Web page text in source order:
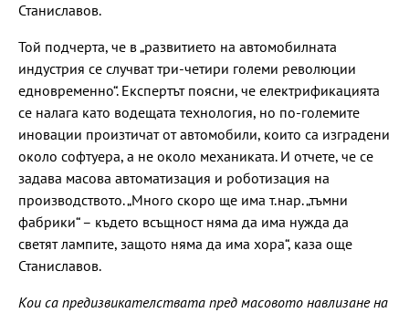
Станиславов.
Той подчерта, че в „развитието на автомобилната
индустрия се случват три-четири големи революции
едновременно“. Експертът поясни, че електрификацията
се налага като водещата технология, но по-големите
иновации произтичат от автомобили, които са изградени
около софтуера, а не около механиката. И отчете, че се
задава масова автоматизация и роботизация на
производството. „Много скоро ще има т.нар. „тъмни
фабрики“ – където всъщност няма да има нужда да
светят лампите, защото няма да има хора“, каза още
Станиславов.
Кои са предизвикателствата пред масовото навлизане на